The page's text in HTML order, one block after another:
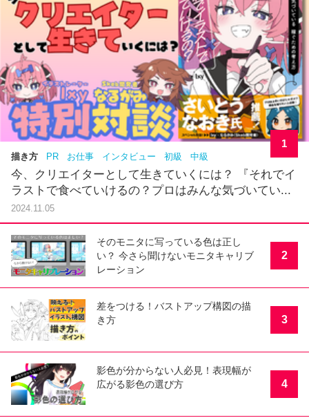
描き方 PR お仕事 インタビュー 初級 中級
今、クリエイターとして生きていくには？ 『それでイ
ラストで食べていけるの？プロはみんな気づいてい...
2024.11.05
1
そのモニタに写っている色は正し
い？ 今さら聞けないモニタキャリブ
レーション
2
差をつける！バストアップ構図の描
き方
3
影色が分からない人必見！表現幅が
広がる影色の選び方
4